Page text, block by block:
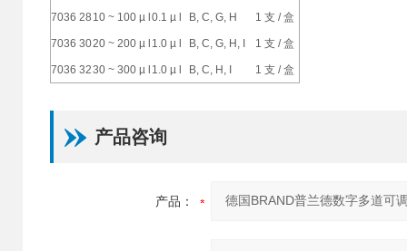
7036 28 10 ~ 100 µ l 0.1 µ l B, C, G, H 1 支 /盒
7036 3020 ~ 200 µ l 1.0 µ l B, C, G, H, I 1 支 /盒
7036 3230 ~ 300 µ l 1.0 µ l B, C, H, I 1 支 /盒
产品咨询
产品：